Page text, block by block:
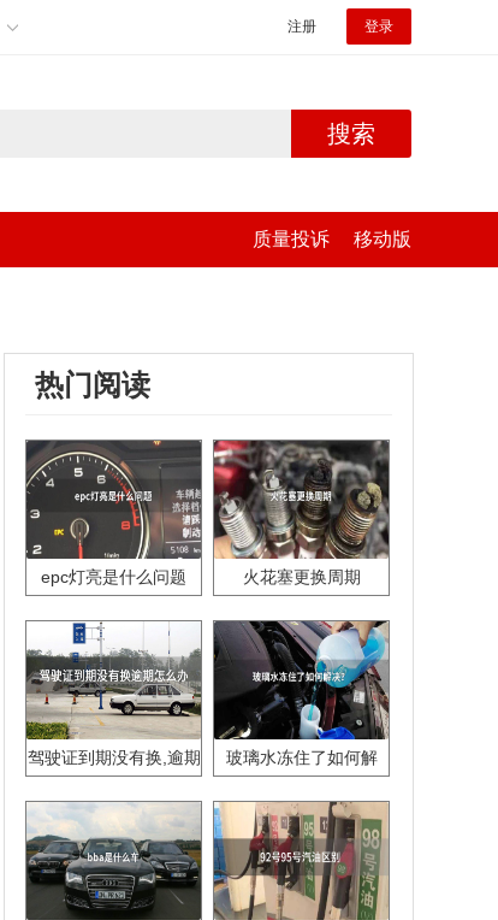
注册 登录
搜索
质量投诉 移动版
热门阅读
epc灯亮是什么问题 火花塞更换周期
驾驶证到期没有换,逾期
玻璃水冻住了如何解